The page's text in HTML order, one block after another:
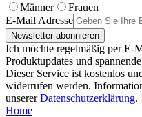
Männer
Frauen
E-Mail Adresse
Newsletter abonnieren
Ich möchte regelmäßig per E-
Produktupdates und
Dieser Service ist kostenlos
widerrufen werden.
unsererDatenschutzerklärung.
Home